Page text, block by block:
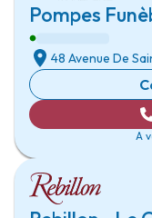
Pompes
48 Avenue De
A